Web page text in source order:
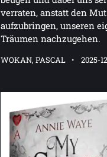
verraten, anstatt den Mut
aufzubringen, unseren
Träumen nachzugehen.
WOKAN, PASCAL 2025-